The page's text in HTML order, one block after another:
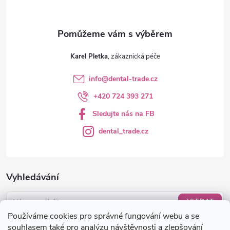
Používáme cookies pro správné fungování webu a se
souhlasem také pro analýzu návštěvnosti a zlepšování
Vyhledávání
HLEDAT
Nákupní košík
Karel Pletka
info@dental-trade.cz
+420 724 393 271
Sledujte nás na FB
dental_trade.cz